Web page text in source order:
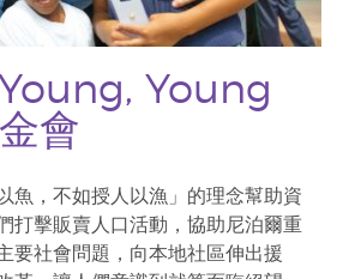
Young
會
魚，不如授人以漁」的理念幫助資
打擊販賣人口活動，協助尼泊爾重
要社會問題，向本地社區伸出援